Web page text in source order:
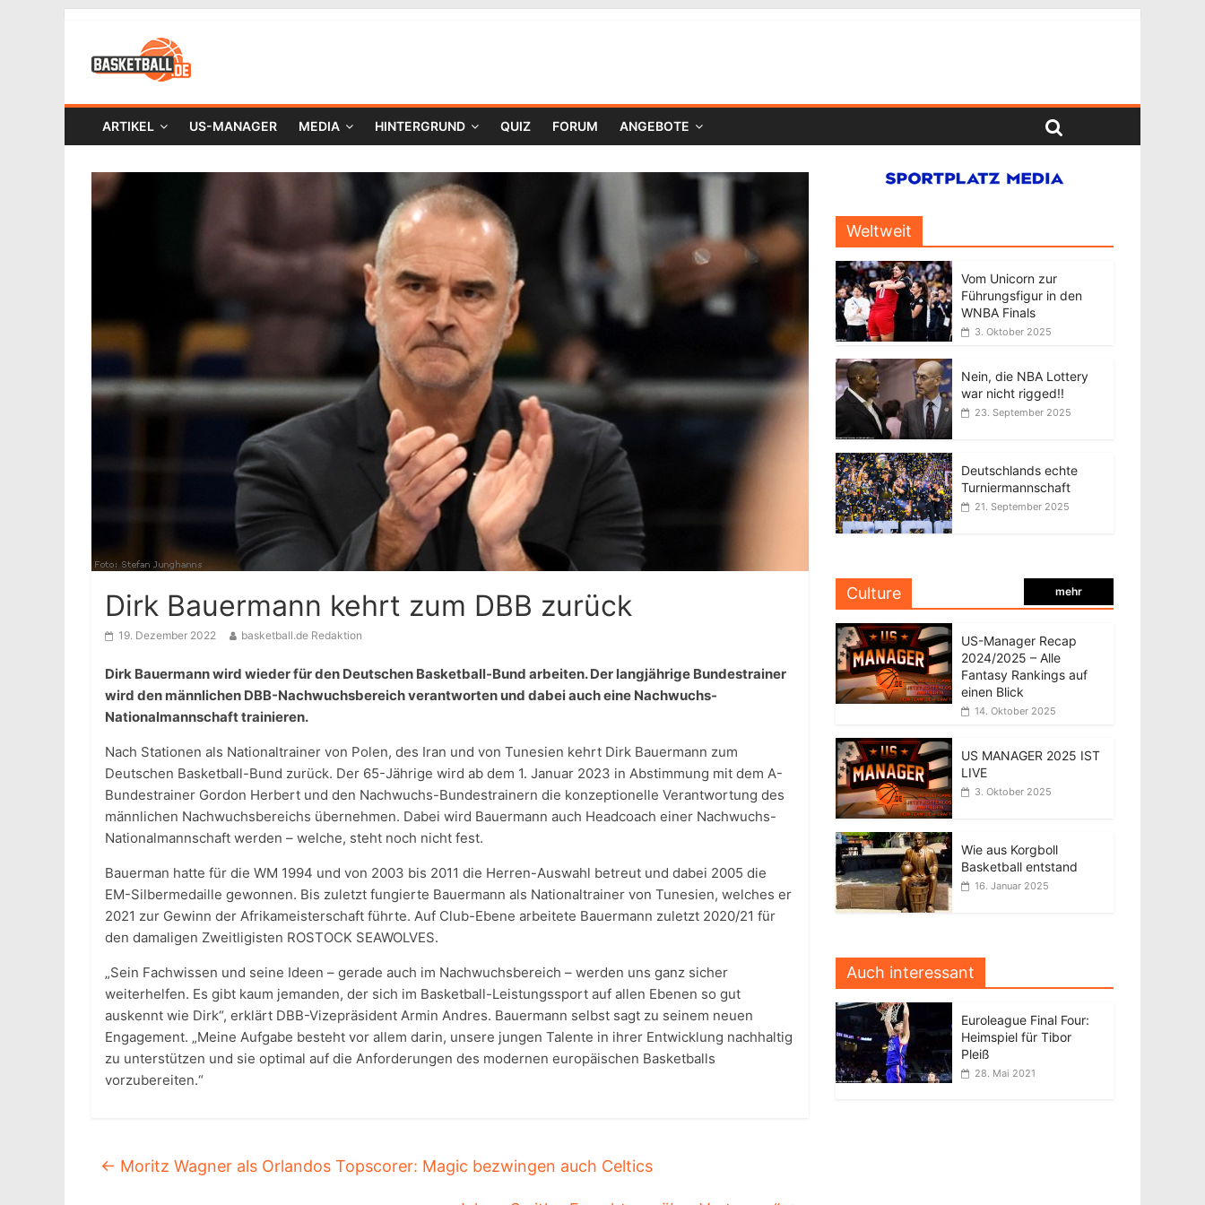
ARTIKEL US-MANAGER MEDIA HINTERGRUND QUIZ FORUM ANGEBOTE
Dirk Bauermann kehrt zum DBB zurück
19. Dezember 2022 basketball.de Redaktion
Dirk Bauermann wird wieder für den Deutschen Basketball-Bund arbeiten. Der langjährige Bundestrainer
wird den männlichen DBB-Nachwuchsbereich verantworten und dabei auch eine Nachwuchs-
Nationalmannschaft trainieren.
Nach Stationen als Nationaltrainer von Polen, des Iran und von Tunesien kehrt Dirk Bauermann zum
Deutschen Basketball-Bund zurück. Der 65-Jährige wird ab dem 1. Januar 2023 in Abstimmung mit dem A-
Bundestrainer Gordon Herbert und den Nachwuchs-Bundestrainern die konzeptionelle Verantwortung des
männlichen Nachwuchsbereichs übernehmen. Dabei wird Bauermann auch Headcoach einer Nachwuchs-
Nationalmannschaft werden – welche, steht noch nicht fest.
Bauerman hatte für die WM 1994 und von 2003 bis 2011 die Herren-Auswahl betreut und dabei 2005 die
EM-Silbermedaille gewonnen. Bis zuletzt fungierte Bauermann als Nationaltrainer von Tunesien, welches er
2021 zur Gewinn der Afrikameisterschaft führte. Auf Club-Ebene arbeitete Bauermann zuletzt 2020/21 für
den damaligen Zweitligisten ROSTOCK SEAWOLVES.
„Sein Fachwissen und seine Ideen – gerade auch im Nachwuchsbereich – werden uns ganz sicher
weiterhelfen. Es gibt kaum jemanden, der sich im Basketball-Leistungssport auf allen Ebenen so gut
auskennt wie Dirk“, erklärt DBB-Vizepräsident Armin Andres. Bauermann selbst sagt zu seinem neuen
Engagement. „Meine Aufgabe besteht vor allem darin, unsere jungen Talente in ihrer Entwicklung nachhaltig
zu unterstützen und sie optimal auf die Anforderungen des modernen europäischen Basketballs
vorzubereiten.“
← Moritz Wagner als Orlandos Topscorer: Magic bezwingen auch Celtics
Weltweit
Vom Unicorn zur
Führungsfigur in den
WNBA Finals
3. Oktober 2025
Nein, die NBA Lottery
war nicht rigged!!
23. September 2025
Deutschlands echte
Turniermannschaft
21. September 2025
Culture mehr
US-Manager Recap
2024/2025 – Alle
Fantasy Rankings auf
einen Blick
14. Oktober 2025
US MANAGER 2025 IST
LIVE
3. Oktober 2025
Wie aus Korgboll
Basketball entstand
16. Januar 2025
Auch interessant
Euroleague Final Four:
Heimspiel für Tibor
Pleiß
28. Mai 2021